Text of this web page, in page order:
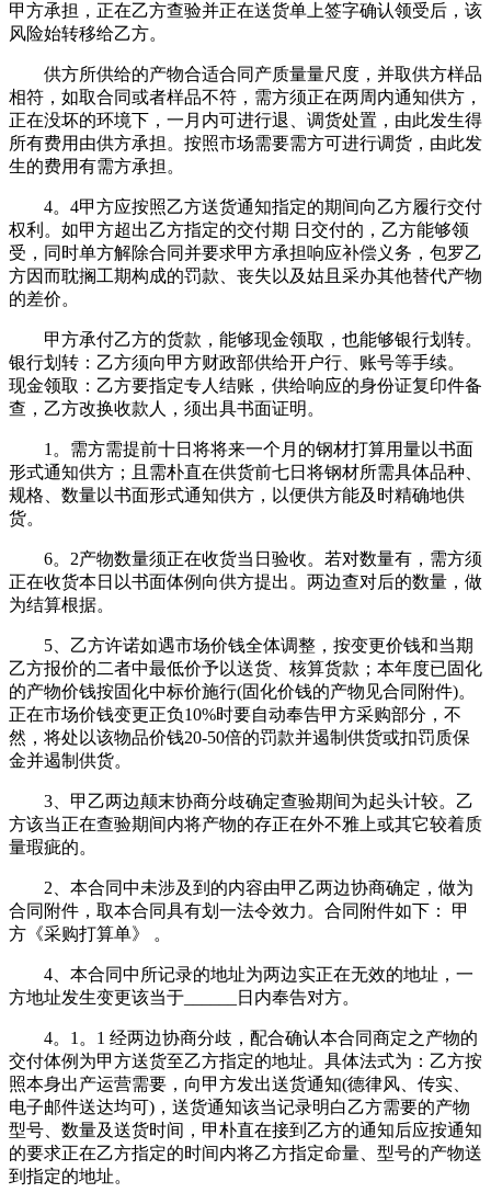
甲方承担，正在乙方查验并正在送货单上签字确认领受后，该
风险始转移给乙方。
供方所供给的产物合适合同产质量量尺度，并取供方样品
相符，如取合同或者样品不符，需方须正在两周内通知供方，
正在没坏的环境下，一月内可进行退、调货处置，由此发生得
所有费用由供方承担。按照市场需要需方可进行调货，由此发
生的费用有需方承担。
4。4甲方应按照乙方送货通知指定的期间向乙方履行交付
权利。如甲方超出乙方指定的交付期 日交付的，乙方能够领
受，同时单方解除合同并要求甲方承担响应补偿义务，包罗乙
方因而耽搁工期构成的罚款、丧失以及姑且采办其他替代产物
的差价。
甲方承付乙方的货款，能够现金领取，也能够银行划转。
银行划转：乙方须向甲方财政部供给开户行、账号等手续。
现金领取：乙方要指定专人结账，供给响应的身份证复印件备
查，乙方改换收款人，须出具书面证明。
1。需方需提前十日将将来一个月的钢材打算用量以书面
形式通知供方；且需朴直在供货前七日将钢材所需具体品种、
规格、数量以书面形式通知供方，以便供方能及时精确地供
货。
6。2产物数量须正在收货当日验收。若对数量有，需方须
正在收货本日以书面体例向供方提出。两边查对后的数量，做
为结算根据。
5、乙方许诺如遇市场价钱全体调整，按变更价钱和当期
乙方报价的二者中最低价予以送货、核算货款；本年度已固化
的产物价钱按固化中标价施行(固化价钱的产物见合同附件)。
正在市场价钱变更正负10%时要自动奉告甲方采购部分，不
然，将处以该物品价钱20-50倍的罚款并遏制供货或扣罚质保
金并遏制供货。
3、甲乙两边颠末协商分歧确定查验期间为起头计较。乙
方该当正在查验期间内将产物的存正在外不雅上或其它较着质
量瑕疵的。
2、本合同中未涉及到的内容由甲乙两边协商确定，做为
合同附件，取本合同具有划一法令效力。合同附件如下： 甲
方《采购打算单》 。
4、本合同中所记录的地址为两边实正在无效的地址，一
方地址发生变更该当于______日内奉告对方。
4。1。1 经两边协商分歧，配合确认本合同商定之产物的
交付体例为甲方送货至乙方指定的地址。具体法式为：乙方按
照本身出产运营需要，向甲方发出送货通知(德律风、传实、
电子邮件送达均可)，送货通知该当记录明白乙方需要的产物
型号、数量及送货时间，甲朴直在接到乙方的通知后应按通知
的要求正在乙方指定的时间内将乙方指定命量、型号的产物送
到指定的地址。